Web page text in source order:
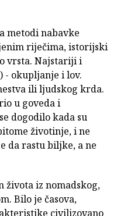
metodi nabavke
riječima, istorijski
vrsta. Najstariji i
- okupljanje i lov.
ili ljudskog krda.
u goveda i
dogodilo kada su
životinje, i ne
da rastu biljke, a ne
života iz nomadskog,
Bilo je časova,
civilizovano